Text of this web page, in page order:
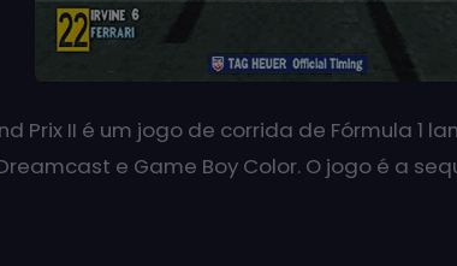
Prix II é um jogo de corrida de Fórmula 1
e Game Boy Color. O jogo é a